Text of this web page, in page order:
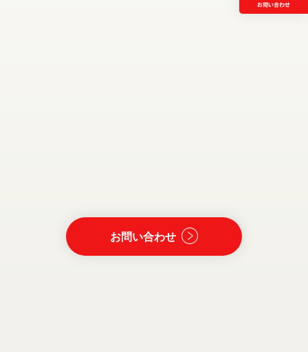
お問い合わせ